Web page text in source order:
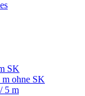
SK
m ohne SK
5 m